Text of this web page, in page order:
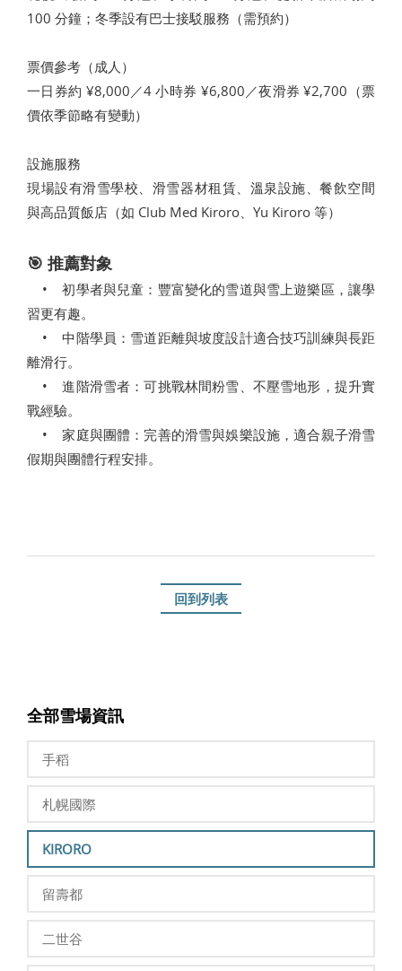
100 分鐘；冬季設有巴士接駁服務（需預約）
票價參考（成人）
一日券約 ¥8,000／4 小時券 ¥6,800／夜滑券 ¥2,700（票
價依季節略有變動）
設施服務
現場設有滑雪學校、滑雪器材租賃、溫泉設施、餐飲空間
與高品質飯店（如 Club Med Kiroro、Yu Kiroro 等）
🎯 推薦對象
• 初學者與兒童：豐富變化的雪道與雪上遊樂區，讓學
習更有趣。
• 中階學員：雪道距離與坡度設計適合技巧訓練與長距
離滑行。
• 進階滑雪者：可挑戰林間粉雪、不壓雪地形，提升實
戰經驗。
• 家庭與團體：完善的滑雪與娛樂設施，適合親子滑雪
假期與團體行程安排。
回到列表
全部雪場資訊
手稻
札幌國際
KIRORO
留壽都
二世谷